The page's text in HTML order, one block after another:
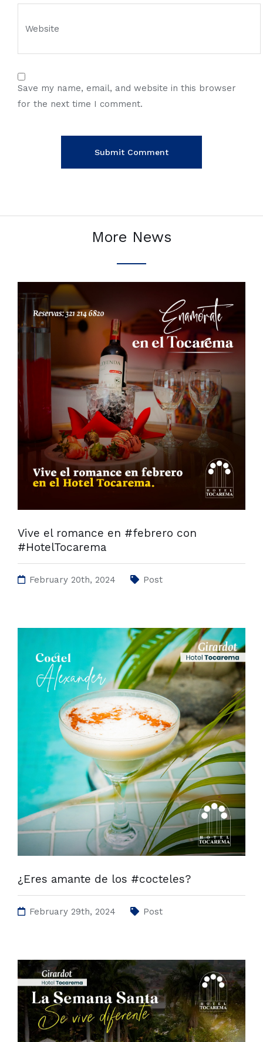
Save my name, email, and website in this browser
for the next time I comment.
More News
Vive el romance en #febrero con
#HotelTocarema
February 20th, 2024 Post
¿Eres amante de los #cocteles?
February 29th, 2024 Post